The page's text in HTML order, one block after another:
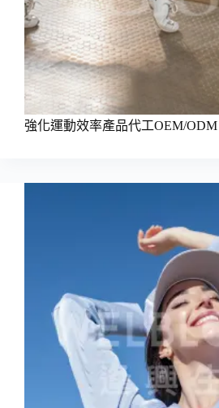
強化運動效率產品代工OEM/ODM